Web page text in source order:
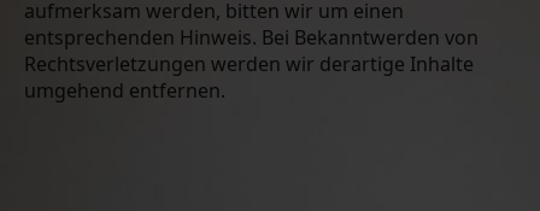
aufmerksam werden, bitten wir um einen
entsprechenden Hinweis. Bei Bekanntwerden von
Rechtsverletzungen werden wir derartige Inhalte
umgehend entfernen.